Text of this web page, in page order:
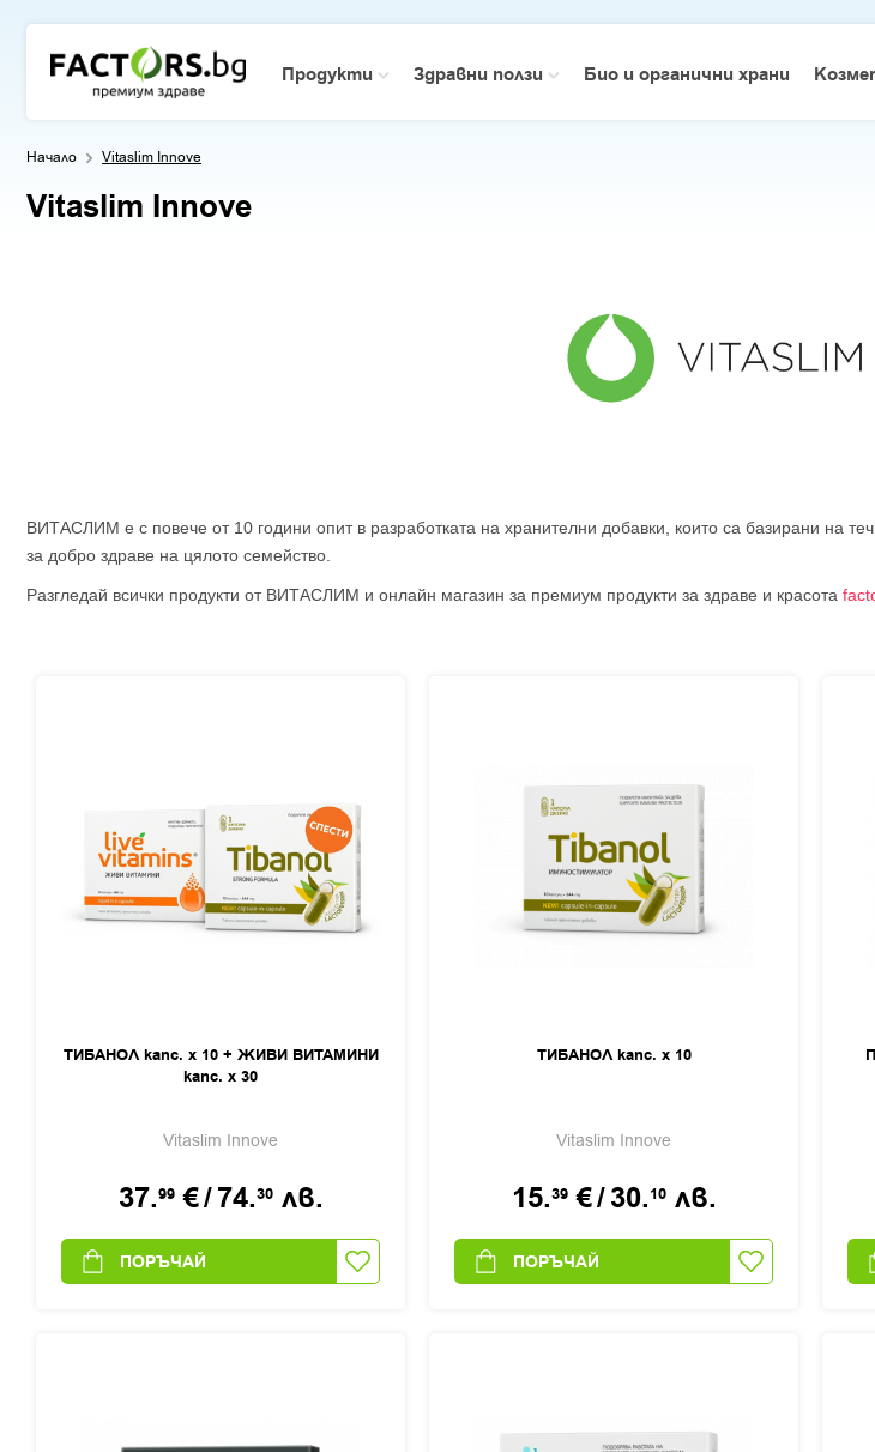
Продукти Здравни ползи Био и органични храни
Начало Vitaslim Innove
Vitaslim Innove
ВИТАСЛИМ е с повече от 10 години опит в разработката на хранителни добавки, които са базирани на
за добро здраве на цялото семейство.
Разгледай всички продукти от ВИТАСЛИМ и онлайн магазин за премиум продукти за здраве и красота
ТИБАНОЛ капс. х 10 + ЖИВИ ВИТАМИНИ
капс. х 30
Vitaslim Innove
37.99 €/74.30 лв.
ПОРЪЧАЙ
ТИБАНОЛ капс. х 10
Vitaslim Innove
15.39 €/30.10 лв.
ПОРЪЧАЙ